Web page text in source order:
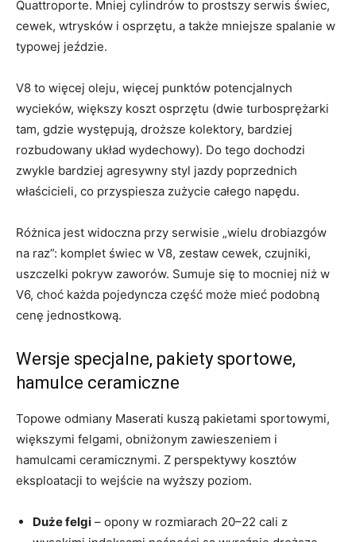
Quattroporte. Mniej cylindrów to prostszy serwis świec,
cewek, wtrysków i osprzętu, a także mniejsze spalanie w
typowej jeździe.
V8 to więcej oleju, więcej punktów potencjalnych
wycieków, większy koszt osprzętu (dwie turbosprężarki
tam, gdzie występują, droższe kolektory, bardziej
rozbudowany układ wydechowy). Do tego dochodzi
zwykle bardziej agresywny styl jazdy poprzednich
właścicieli, co przyspiesza zużycie całego napędu.
Różnica jest widoczna przy serwisie „wielu drobiazgów
na raz”: komplet świec w V8, zestaw cewek, czujniki,
uszczelki pokryw zaworów. Sumuje się to mocniej niż w
V6, choć każda pojedyncza część może mieć podobną
cenę jednostkową.
Wersje specjalne, pakiety sportowe,
hamulce ceramiczne
Topowe odmiany Maserati kuszą pakietami sportowymi,
większymi felgami, obniżonym zawieszeniem i
hamulcami ceramicznymi. Z perspektywy kosztów
eksploatacji to wejście na wyższy poziom.
Duże felgi – opony w rozmiarach 20–22 cali z